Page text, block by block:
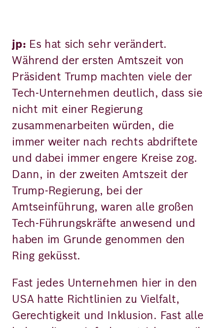
jp: Es hat sich sehr verändert.
Während der ersten Amtszeit von
Präsident Trump machten viele der
Tech-Unternehmen deutlich, dass sie
nicht mit einer Regierung
zusammenarbeiten würden, die
immer weiter nach rechts abdriftete
und dabei immer engere Kreise zog.
Dann, in der zweiten Amtszeit der
Trump-Regierung, bei der
Amtseinführung, waren alle großen
Tech-Führungskräfte anwesend und
haben im Grunde genommen den
Ring geküsst.
Fast jedes Unternehmen hier in den
USA hatte Richtlinien zu Vielfalt,
Gerechtigkeit und Inklusion. Fast alle